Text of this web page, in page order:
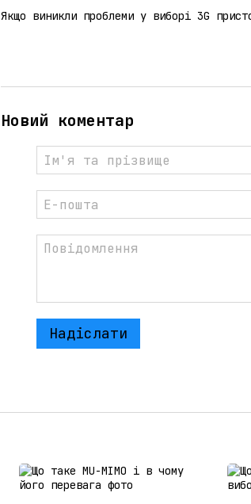
Якщо виникли проблеми у виборі 3G
Новий коментар
Надіслати